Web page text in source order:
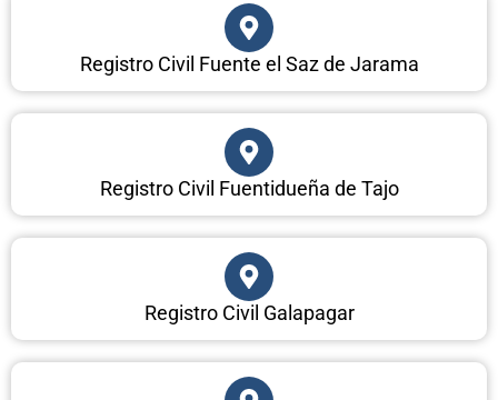
Registro Civil Fuente el Saz de Jarama
Registro Civil Fuentidueña de Tajo
Registro Civil Galapagar